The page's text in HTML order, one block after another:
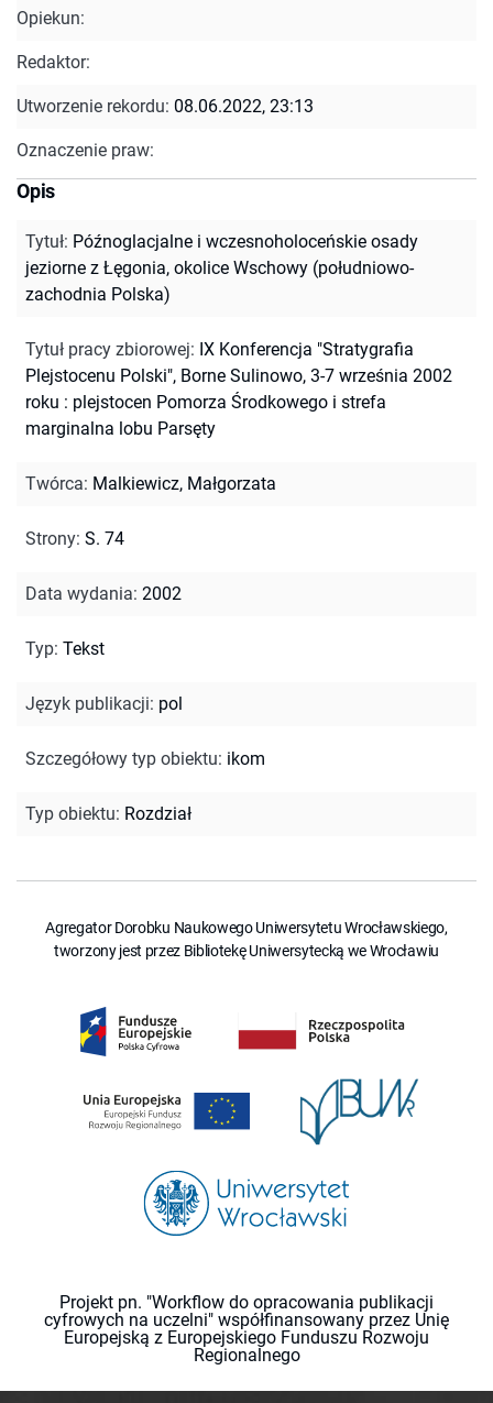
Opiekun:
Redaktor:
Utworzenie rekordu: 08.06.2022, 23:13
Oznaczenie praw:
Opis
Tytuł: Późnoglacjalne i wczesnoholoceńskie osady
jeziorne z Łęgonia, okolice Wschowy (południowo-
zachodnia Polska)
Tytuł pracy zbiorowej: IX Konferencja "Stratygrafia
Plejstocenu Polski", Borne Sulinowo, 3-7 września 2002
roku : plejstocen Pomorza Środkowego i strefa
marginalna lobu Parsęty
Twórca: Malkiewicz, Małgorzata
Strony: S. 74
Data wydania: 2002
Typ: Tekst
Język publikacji: pol
Szczegółowy typ obiektu: ikom
Typ obiektu: Rozdział
Agregator Dorobku Naukowego Uniwersytetu Wrocławskiego,
tworzony jest przez Bibliotekę Uniwersytecką we Wrocławiu
Projekt pn. "Workflow do opracowania publikacji
cyfrowych na uczelni" współfinansowany przez Unię
Europejską z Europejskiego Funduszu Rozwoju
Regionalnego